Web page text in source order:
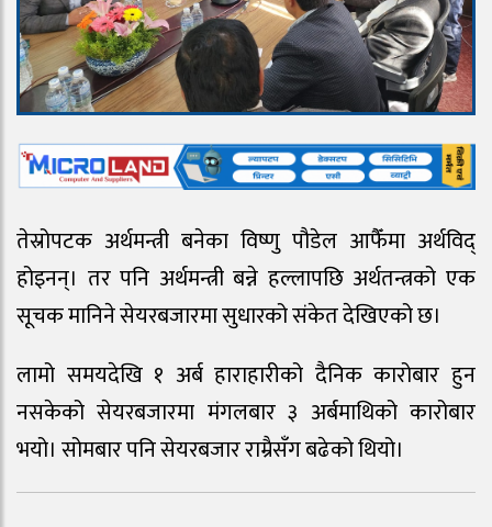
तेस्रोपटक अर्थमन्त्री बनेका विष्णु पौडेल आफैँमा अर्थविद्
होइनन्। तर पनि अर्थमन्त्री बन्ने हल्लापछि अर्थतन्त्रको एक
सूचक मानिने सेयरबजारमा सुधारको संकेत देखिएको छ।
लामो समयदेखि १ अर्ब हाराहारीको दैनिक कारोबार हुन
नसकेको सेयरबजारमा मंगलबार ३ अर्बमाथिको कारोबार
भयो। सोमबार पनि सेयरबजार राम्रैसँग बढेको थियो।